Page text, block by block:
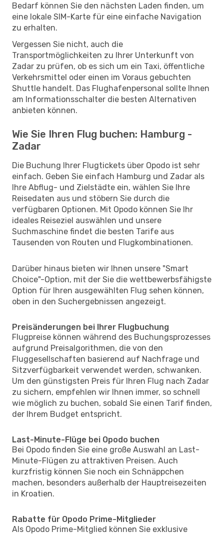
Bedarf können Sie den nächsten Laden finden, um
eine lokale SIM-Karte für eine einfache Navigation
zu erhalten.
Vergessen Sie nicht, auch die
Transportmöglichkeiten zu Ihrer Unterkunft von
Zadar zu prüfen, ob es sich um ein Taxi, öffentliche
Verkehrsmittel oder einen im Voraus gebuchten
Shuttle handelt. Das Flughafenpersonal sollte Ihnen
am Informationsschalter die besten Alternativen
anbieten können.
Wie Sie Ihren Flug buchen: Hamburg -
Zadar
Die Buchung Ihrer Flugtickets über Opodo ist sehr
einfach. Geben Sie einfach Hamburg und Zadar als
Ihre Abflug- und Zielstädte ein, wählen Sie Ihre
Reisedaten aus und stöbern Sie durch die
verfügbaren Optionen. Mit Opodo können Sie Ihr
ideales Reiseziel auswählen und unsere
Suchmaschine findet die besten Tarife aus
Tausenden von Routen und Flugkombinationen.
Darüber hinaus bieten wir Ihnen unsere "Smart
Choice"-Option, mit der Sie die wettbewerbsfähigste
Option für Ihren ausgewählten Flug sehen können,
oben in den Suchergebnissen angezeigt.
Preisänderungen bei Ihrer Flugbuchung
Flugpreise können während des Buchungsprozesses
aufgrund Preisalgorithmen, die von den
Fluggesellschaften basierend auf Nachfrage und
Sitzverfügbarkeit verwendet werden, schwanken.
Um den günstigsten Preis für Ihren Flug nach Zadar
zu sichern, empfehlen wir Ihnen immer, so schnell
wie möglich zu buchen, sobald Sie einen Tarif finden,
der Ihrem Budget entspricht.
Last-Minute-Flüge bei Opodo buchen
Bei Opodo finden Sie eine große Auswahl an Last-
Minute-Flügen zu attraktiven Preisen. Auch
kurzfristig können Sie noch ein Schnäppchen
machen, besonders außerhalb der Hauptreisezeiten
in Kroatien.
Rabatte für Opodo Prime-Mitglieder
Als Opodo Prime-Mitglied können Sie exklusive